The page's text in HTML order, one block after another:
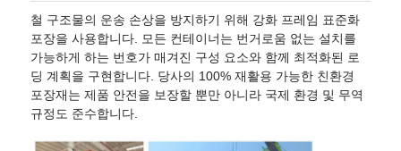
철 구조물의 운송 손상을 방지하기 위해 강화 프레임 표준화
포장을 사용합니다. 모든 컨테이너는 번거로움 없는 설치를
가능하게 하는 번호가 매겨진 구성 요소와 함께 최적화된 로
딩 계획을 구현합니다. 당사의 100% 재활용 가능한 친환경
포장재는 제품 안전을 보장할 뿐만 아니라 국제 환경 및 무역
규정도 준수합니다.